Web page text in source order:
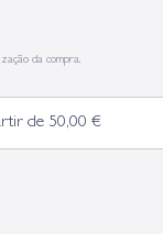
da compra.
de 50,00 €